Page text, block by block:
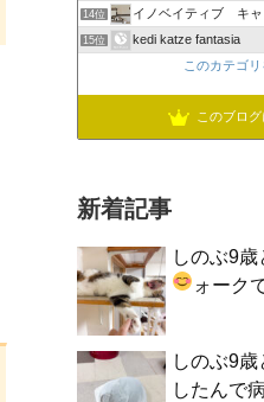
14位 イノベイティブ キャット
15位
kedi katze fantasia
このカテゴ
このブロ
新着記事
しのぶ9
ォーク
しのぶ9
したんで